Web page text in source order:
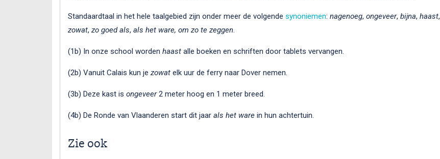
Standaardtaal in het hele taalgebied zijn onder meer de volgende synoniemen: nagenoeg, ongeveer, bijna, haast,
zowat, zo goed als, als het ware, om zo te zeggen.
(1b) In onze school worden haast alle boeken en schriften door tablets vervangen.
(2b) Vanuit Calais kun je zowat elk uur de ferry naar Dover nemen.
(3b) Deze kast is ongeveer2 meter hoog en 1 meter breed.
(4b) De Ronde van Vlaanderen start dit jaar als het ware in hun achtertuin.
Zie ook